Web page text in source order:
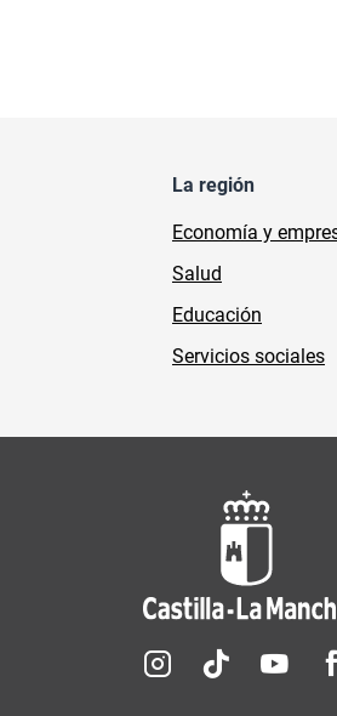
La región
Economía y
Salud
Educación
Servicios sociales
Redes sociales